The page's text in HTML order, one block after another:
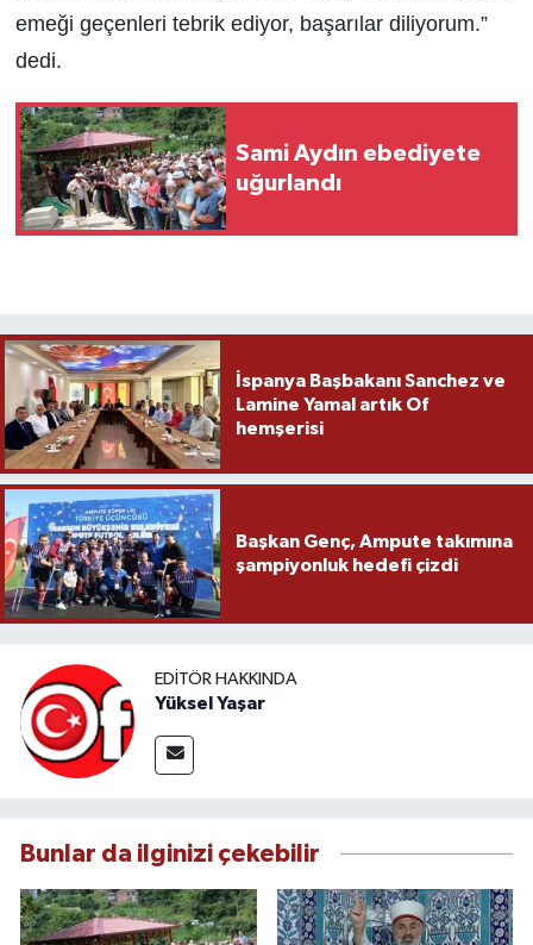
emeği geçenleri tebrik ediyor, başarılar diliyorum.”
dedi.
Sami Aydın ebediyete
uğurlandı
İspanya Başbakanı Sanchez ve
Lamine Yamal artık Of
hemşerisi
Başkan Genç, Ampute takımına
şampiyonluk hedefi çizdi
EDITÖR HAKKINDA
Yüksel Yaşar
Bunlar da ilginizi çekebilir